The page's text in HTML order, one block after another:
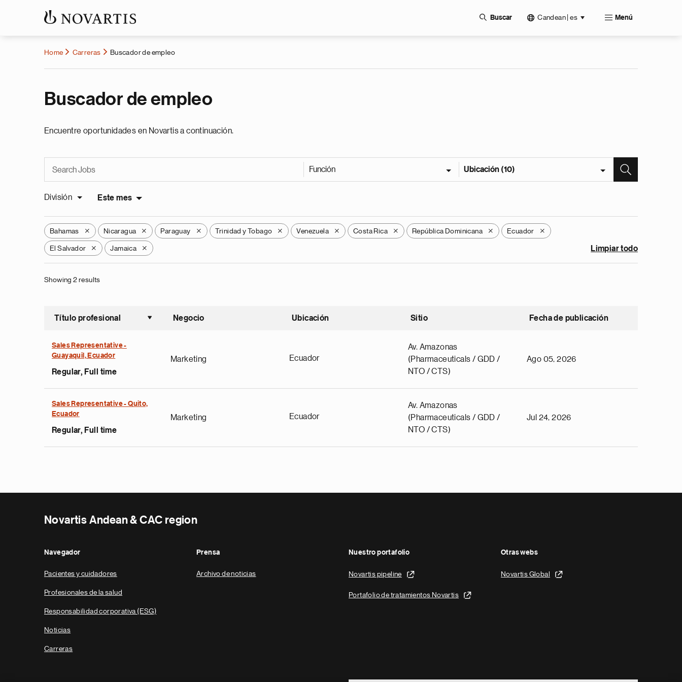
Buscar Candean | es Menú
Home Carreras Buscador de empleo
Buscador de empleo
Encuentre oportunidades en Novartis a continuación.
Función Ubicación (10)
División Este mes
Bahamas X Nicaragua X Paraguay X Trinidad y Tobago X Venezuela X Costa Rica X República Dominicana X Ecuador X
El Salvador X Jamaica X Limpiar todo
Showing 2 results
Título profesional
Ordenar ascendente
Negocio Ubicación Sitio Fecha de publicación
Sales Representative -
Guayaquil, Ecuador
Regular, Full time
Marketing Ecuador
Av. Amazonas
(Pharmaceuticals / GDD /
NTO / CTS)
Ago 05, 2026
Sales Representative - Quito,
Ecuador
Regular, Full time
Marketing Ecuador
Av. Amazonas
(Pharmaceuticals / GDD /
NTO / CTS)
Jul 24, 2026
Novartis Andean & CAC region
Navegador
Pacientes y cuidadores
Profesionales de la salud
Responsabilidad corporativa (ESG)
Noticias
Carreras
Prensa
Archivo de noticias
Nuestro portafolio
Novartis pipeline
Portafolio de tratamientos Novartis
Otras webs
Novartis Global